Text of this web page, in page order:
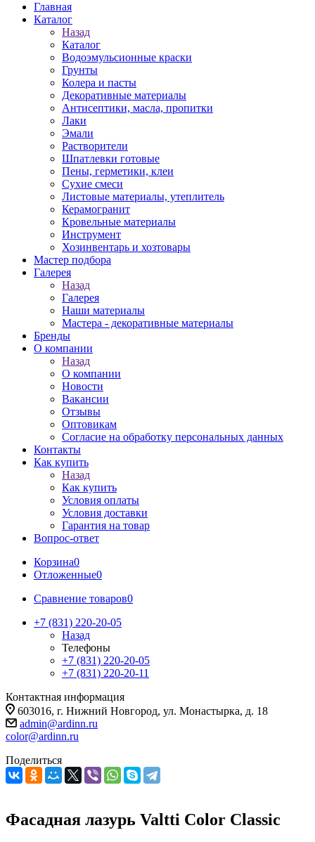
Главная
Каталог
Назад
Каталог
Водоэмульсионные краски
Грунты
Колера и пасты
Декоративные материалы
Антисептики, масла, пропитки
Лаки
Эмали
Растворители
Шпатлевки готовые
Пены, герметики, клеи
Сухие смеси
Листовые материалы, утеплитель
Керамогранит
Кровельные материалы
Инструмент
Хозинвентарь и хозтовары
Мастер подбора
Галерея
Назад
Галерея
Наши материалы
Мастера - декоративные материалы
Бренды
О компании
Назад
О компании
Новости
Вакансии
Отзывы
Оптовикам
Cогласие на обработку персональных данных
Контакты
Как купить
Назад
Как купить
Условия оплаты
Условия доставки
Гарантия на товар
Вопрос-ответ
Корзина0
Отложенные0
Сравнение товаров0
+7 (831) 220-20-05
Назад
Телефоны
+7 (831) 220-20-05
+7 (831) 220-20-11
Контактная информация
603016, г. Нижний Новгород, ул. Монастырка, д. 18
admin@ardinn.ru
color@ardinn.ru
Поделиться
Фасадная лазурь Valtti Color Classic